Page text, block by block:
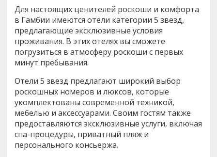
Для настоящих ценителей роскоши и комфорта
в Гамбии имеются отели категории 5 звезд,
предлагающие эксклюзивные условия
проживания. В этих отелях вы сможете
погрузиться в атмосферу роскоши с первых
минут пребывания.
Отели 5 звезд предлагают широкий выбор
роскошных номеров и люксов, которые
укомплектованы современной техникой,
мебелью и аксессуарами. Своим гостям также
предоставляются эксклюзивные услуги, включая
спа-процедуры, приватный пляж и
персонального консьержа.